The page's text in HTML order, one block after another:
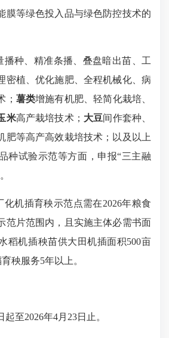
膜等绿色投入品与绿色防控技术的
播种、精准条播、叠盘暗出苗、工
密植、优化施肥、全程机械化、病
； 薯类增施有机肥、轻简化栽培、
米高产栽培技术； 大豆间作套种、
肥等高产高效栽培技术；以及以上
种试验示范等方面，申报“三主融
化机插育秧示范点需在2026年粮食
范片范围内，且实施主体必需书面
稻机插秧苗供大田机插面积500亩
秧服务5年以上。
至2026年4月23日止。